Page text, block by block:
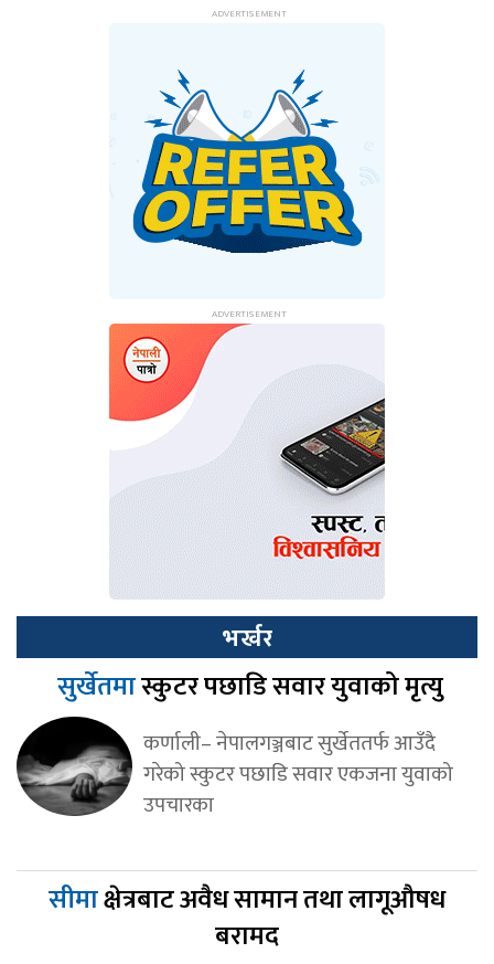
भर्खर
सुर्खेतमास्कुटर पछाडि सवार युवाको मृत्यु
कर्णाली– नेपालगञ्जबाट सुर्खेततर्फ आउँदै
गरेको स्कुटर पछाडि सवार एकजना युवाको
उपचारका
सीमाक्षेत्रबाट अवैध सामान तथा लागूऔषध
बरामद